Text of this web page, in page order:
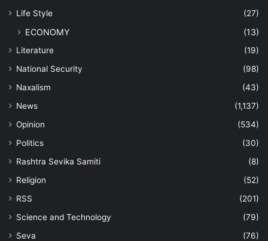
Life Style
(27)
ECONOMY (13)
Literature
(19)
National Security
(98)
Naxalism
(43)
News
(1,137)
Opinion
(534)
Politics
(30)
Rashtra Sevika Samiti
(8)
Religion
(52)
RSS
(201)
Science and Technology
(79)
Seva
(76)